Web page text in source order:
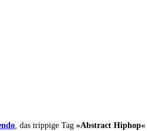
, das trip­pi­ge Tag »Abs­tract Hip­hop«